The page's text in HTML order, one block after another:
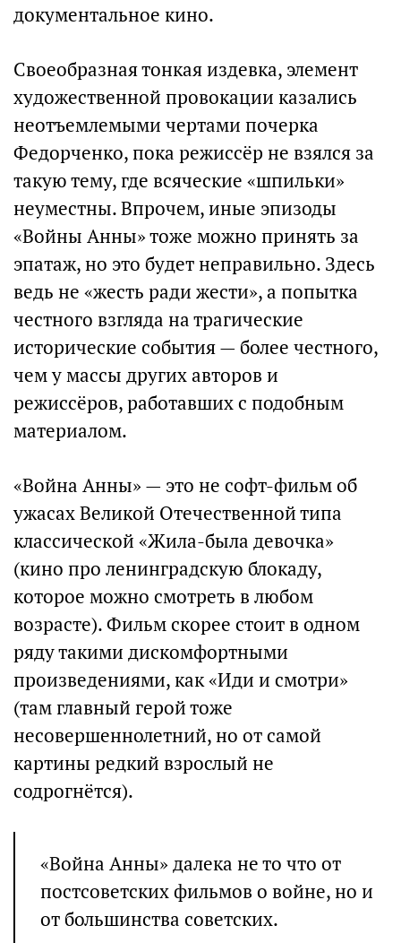
документальное кино.
Своеобразная тонкая издевка, элемент
художественной провокации казались
неотъемлемыми чертами почерка
Федорченко, пока режиссёр не взялся за
такую тему, где всяческие «шпильки»
неуместны. Впрочем, иные эпизоды
«Войны Анны» тоже можно принять за
эпатаж, но это будет неправильно. Здесь
ведь не «жесть ради жести», а попытка
честного взгляда на трагические
исторические события — более честного,
чем у массы других авторов и
режиссёров, работавших с подобным
материалом.
«Война Анны» — это не софт-фильм об
ужасах Великой Отечественной типа
классической «Жила-была девочка»
(кино про ленинградскую блокаду,
которое можно смотреть в любом
возрасте). Фильм скорее стоит в одном
ряду такими дискомфортными
произведениями, как «Иди и смотри»
(там главный герой тоже
несовершеннолетний, но от самой
картины редкий взрослый не
содрогнётся).
«Война Анны» далека не то что от
постсоветских фильмов о войне, но и
от большинства советских.